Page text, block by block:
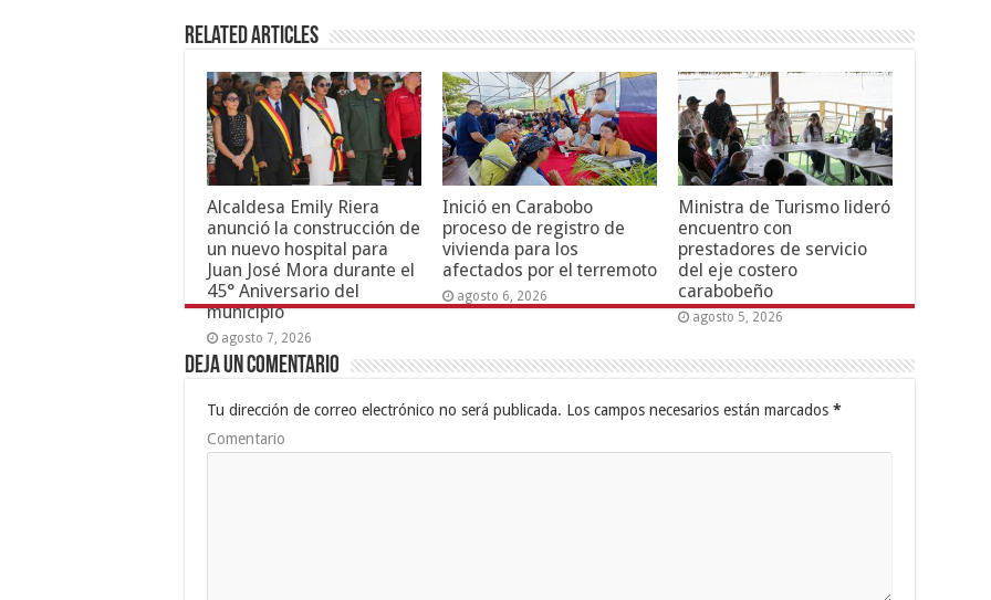
Related Articles
Alcaldesa Emily Riera
anunció la construcción de
un nuevo hospital para
Juan José Mora durante el
45° Aniversario del
municipio
agosto 7, 2026
Inició en Carabobo
proceso de registro de
vivienda para los
afectados por el terremoto
agosto 6, 2026
Ministra de Turismo lideró
encuentro con
prestadores de servicio
del eje costero
carabobeño
agosto 5, 2026
Deja un comentario
Tu dirección de correo electrónico no será publicada. Los campos necesarios están marcados *
Comentario